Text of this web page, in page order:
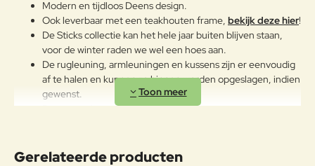
Teak
dat ideaal is voor buitengebruik
vanwege het hoge oliegehalte.
Onze teakhouten meubels worden
onbehandeld geleverd. Als de
meubelen onbehandeld blijven, zal
het teakhout na verloop van tijd
patineren en lichtgrijs van kleur
behandelen met een aanbevolen
Modern en tijdloos Deens design.
Ook leverbaar met een teakhouten frame, bekijk deze hier!
De Sticks collectie kan het hele jaar buiten blijven staan,
voor de winter raden we wel een hoes aan.
De rugleuning, armleuningen en kussens zijn er eenvoudig
af te halen en kunnen zo binnen worden opgeslagen, indien
gewenst.
Droogt snel na een regenbui.
Combineer deze stoel met deSticks 2-zits loungebank
Gerelateerde producten